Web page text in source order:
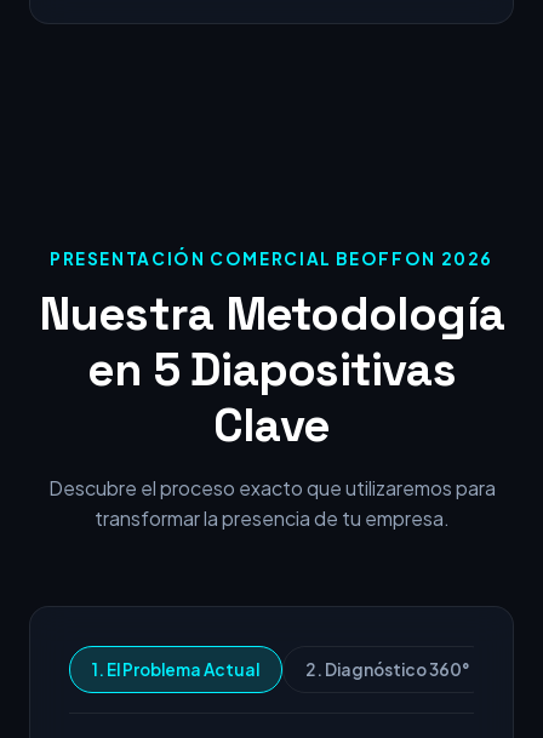
PRESENTACIÓN COMERCIAL BEOFFON 2026
Nuestra Metodología
en 5 Diapositivas
Clave
Descubre el proceso exacto que utilizaremos para
transformar la presencia de tu empresa.
1. El Problema Actual 2. Diagnóstico 360°